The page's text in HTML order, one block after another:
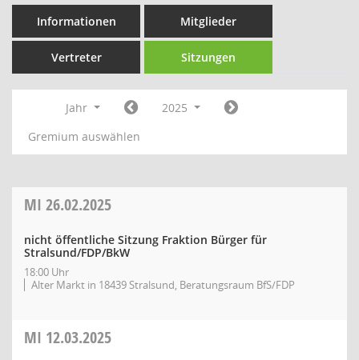
Informationen Mitglieder
Vertreter Sitzungen
Jahr
2025
Gremium auswählen
MI 26.02.2025
nicht öffentliche Sitzung Fraktion Bürger für
Stralsund/FDP/BkW
18:00 Uhr
Alter Markt in 18439 Stralsund, Beratungsraum BfS/FDP
MI 12.03.2025